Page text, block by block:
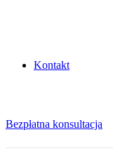
Kontakt
Bezpłatna konsultacja